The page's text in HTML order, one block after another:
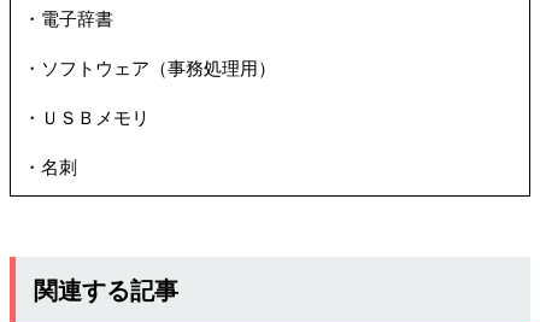
・電子辞書
・ソフトウェア（事務処理用）
・ＵＳＢメモリ
・名刺
関連する記事